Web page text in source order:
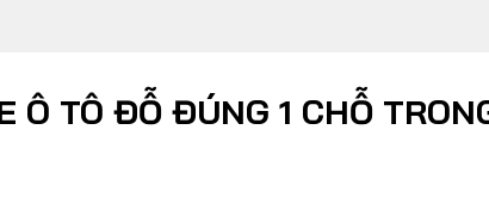
Hành trình
Ô TÔ ĐỖ ĐÚNG 1 CHỖ